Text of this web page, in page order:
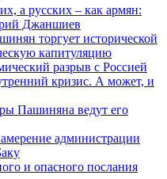
а русских – как армян:
Джаншиев
торгует исторической
капитуляцию
разрыв с Россией
кризис. А может, и
Пашиняна ведут его
администрации
и опасного послания